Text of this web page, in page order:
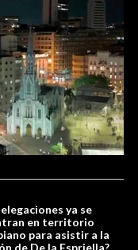
ya se
en territorio
para asistir a la